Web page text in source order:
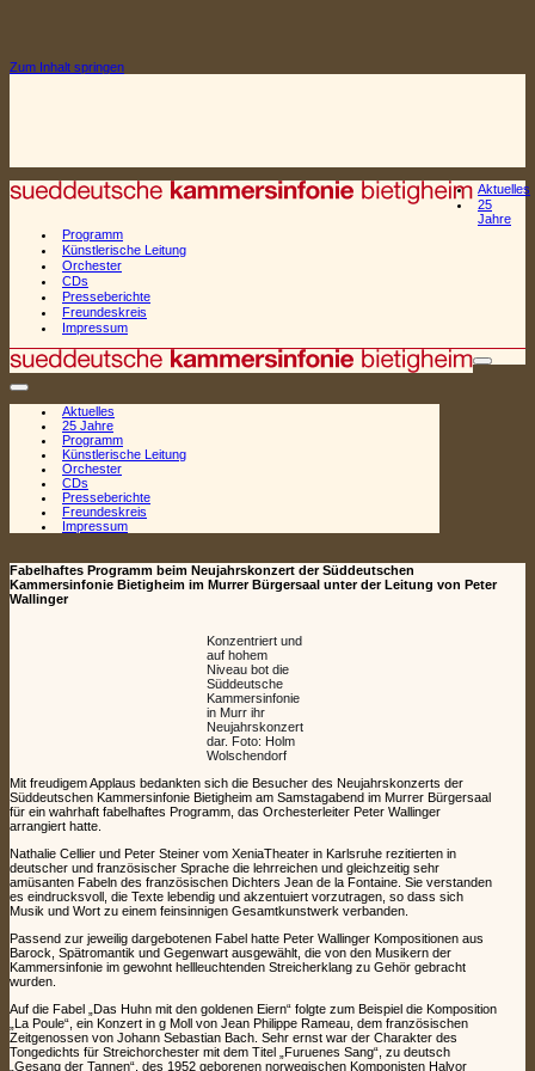
Zum Inhalt springen
Aktuelles
25
Jahre
Programm
Künstlerische Leitung
Orchester
CDs
Presseberichte
Freundeskreis
Impressum
Navigationsmenü
Aktuelles
25 Jahre
Programm
Künstlerische Leitung
Orchester
CDs
Presseberichte
Freundeskreis
Impressum
Fabelhaftes Programm beim Neujahrskonzert der Süddeutschen
Kammersinfonie Bietigheim im Murrer Bürgersaal unter der Leitung von Peter
Wallinger
Konzentriert und
auf hohem
Niveau bot die
Süddeutsche
Kammersinfonie
in Murr ihr
Neujahrskonzert
dar. Foto: Holm
Wolschendorf
Mit freudigem Applaus bedankten sich die Besucher des Neujahrskonzerts der
Süddeutschen Kammersinfonie Bietigheim am Samstagabend im Murrer Bürgersaal
für ein wahrhaft fabelhaftes Programm, das Orchesterleiter Peter Wallinger
arrangiert hatte.
Nathalie Cellier und Peter Steiner vom Xenia­Theater in Karlsruhe rezitierten in
deutscher und französischer Sprache die lehrreichen und gleichzeitig sehr
amüsanten Fabeln des französischen Dichters Jean de la Fontaine. Sie verstanden
es eindrucksvoll, die Texte lebendig und akzentuiert vorzutragen, so dass sich
Musik und Wort zu einem feinsinnigen Gesamtkunstwerk verbanden.
Passend zur jeweilig dargebotenen Fabel hatte Peter Wallinger Kompositionen aus
Barock, Spätromantik und Gegenwart ausgewählt, die von den Musikern der
Kammersinfonie im gewohnt hellleuchtenden Streicherklang zu Gehör gebracht
wurden.
Auf die Fabel „Das Huhn mit den goldenen Eiern“ folgte zum Beispiel die Komposition
„La Poule“, ein Konzert in g­ Moll von Jean Philippe Rameau, dem französischen
Zeitgenossen von Johann Sebastian Bach. Sehr ernst war der Charakter des
Tongedichts für Streichorchester mit dem Titel „Furuenes Sang“, zu deutsch
„Gesang der Tannen“, des 1952 geborenen norwegischen Komponisten Halvor